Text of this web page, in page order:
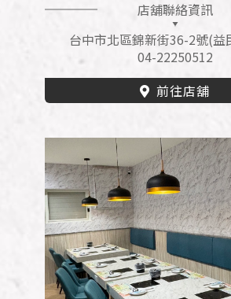
店舖聯絡資訊
台中市北區錦新街36-2號(益
04-22250512
前往店舖